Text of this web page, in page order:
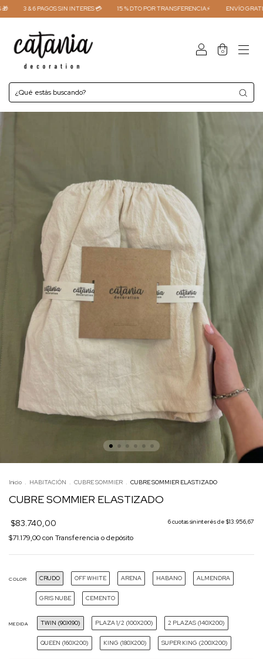
3 & 6 PAGOS SIN INTERES 💳 15 % DTO POR TRANSFERENCIA⚡ ENVÍO GRATIS
0
Inicio . HABITACIÓN . CUBRE SOMMIER . CUBRE SOMMIER ELASTIZADO
CUBRE SOMMIER ELASTIZADO
$83.740,00 6cuotas sin interés de $13.956,67
$71.179,00con Transferencia o depósito
COLOR CRUDO OFF WHITE ARENA HABANO ALMENDRA
GRIS NUBE CEMENTO
MEDIDA TWIN (90X190) PLAZA 1/2 (100X200) 2 PLAZAS (140X200)
QUEEN (160X200) KING (180X200) SUPER KING (200X200)